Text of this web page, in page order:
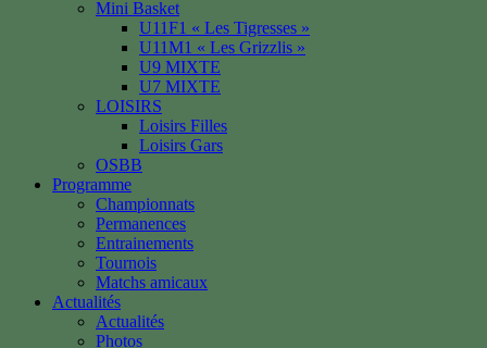
Mini Basket
U11F1 « Les Tigresses »
U11M1 « Les Grizzlis »
U9 MIXTE
U7 MIXTE
LOISIRS
Loisirs Filles
Loisirs Gars
OSBB
Programme
Championnats
Permanences
Entrainements
Tournois
Matchs amicaux
Actualités
Actualités
Photos